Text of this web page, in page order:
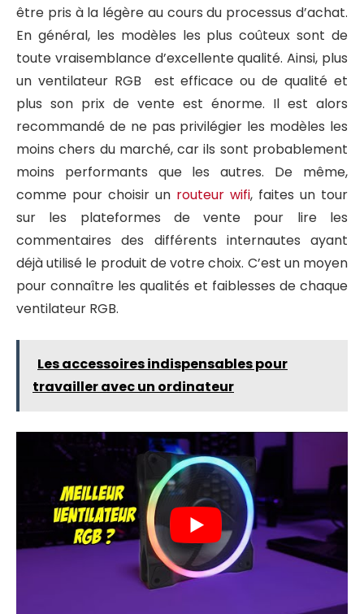
être pris à la légère au cours du processus d’achat.
En général, les modèles les plus coûteux sont de
toute vraisemblance d’excellente qualité. Ainsi, plus
un ventilateur RGB est efficace ou de qualité et
plus son prix de vente est énorme. Il est alors
recommandé de ne pas privilégier les modèles les
moins chers du marché, car ils sont probablement
moins performants que les autres. De même,
comme pour choisir un routeur wifi, faites un tour
sur les plateformes de vente pour lire les
commentaires des différents internautes ayant
déjà utilisé le produit de votre choix. C’est un moyen
pour connaître les qualités et faiblesses de chaque
ventilateur RGB.
Les accessoires indispensables pour
travailler avec un ordinateur